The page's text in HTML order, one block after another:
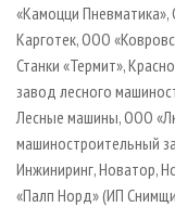
«Камоцци
Карготек, ООО
Станки «Термит»,
завод лесного
Лесные машины, ООО
машиностроительный
Инжиниринг, Новатор,
«Палп Норд» (ИП